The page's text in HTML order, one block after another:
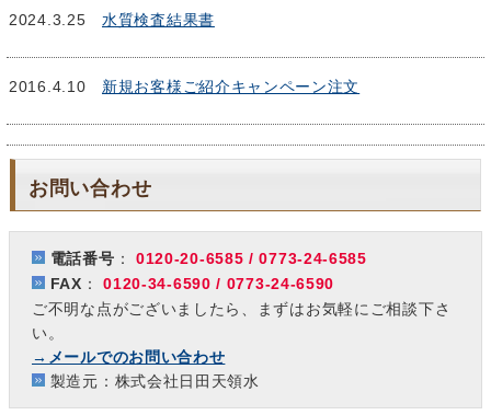
2024.3.25 水質検査結果書
2016.4.10 新規お客様ご紹介キャンペーン注文
お問い合わせ
電話番号 ： 0120-20-6585 / 0773-24-6585
FAX ：0120-34-6590 / 0773-24-6590
ご不明な点がございましたら、まずはお気軽にご相談下さ
い。
→メールでのお問い合わせ
製造元：株式会社日田天領水